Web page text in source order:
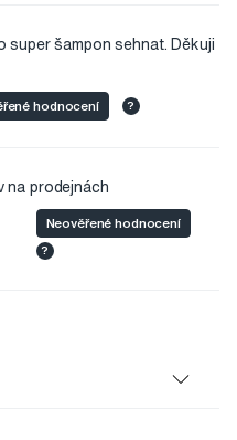
super šampon sehnat. Děkuji
hodnocení ?
na prodejnách
Neověřené hodnocení
?